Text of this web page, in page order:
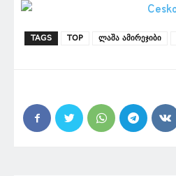
TAGS TOP ლაშა ამირეჯიბი